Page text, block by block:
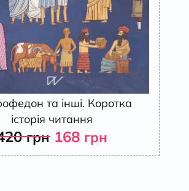
та інші. Коротка
історія читання
грн 168 грн